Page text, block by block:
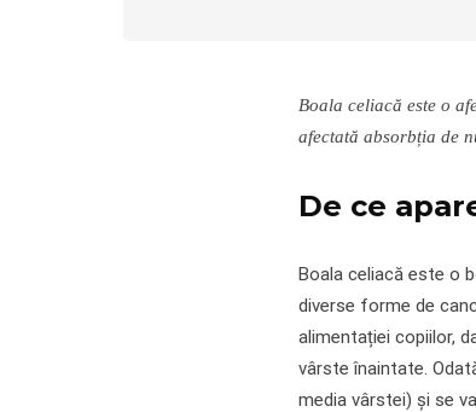
Boala celiacă este o
afectată absorbția de
De ce
Boala celiacă este o
diverse forme de
alimentației copiilor,
vârste înaintate.
media vârstei) și se